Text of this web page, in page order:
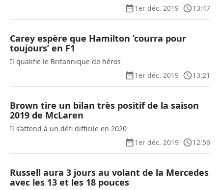
1er déc. 2019
13:47
Carey espère que Hamilton ’courra pour
toujours’ en F1
Il qualifie le Britannique de héros
1er déc. 2019
13:21
Brown tire un bilan très positif de la saison
2019 de McLaren
Il s’attend à un défi difficile en 2020
1er déc. 2019
12:56
Russell aura 3 jours au volant de la Mercedes
avec les 13 et les 18 pouces